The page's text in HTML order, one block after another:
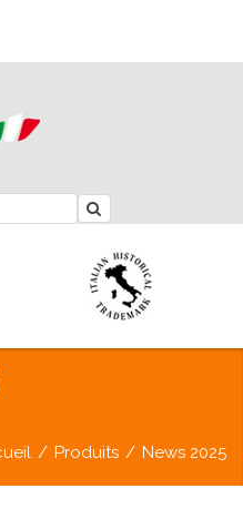
/ Produits / News 2025